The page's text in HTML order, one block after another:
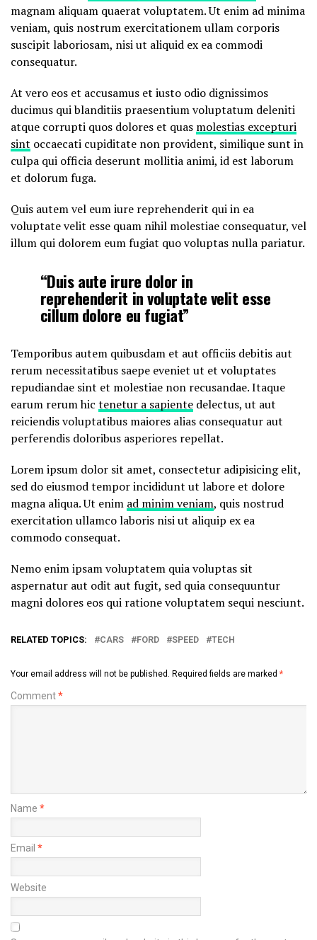
magnam aliquam quaerat voluptatem. Ut enim ad minima
veniam, quis nostrum exercitationem ullam corporis
suscipit laboriosam, nisi ut aliquid ex ea commodi
consequatur.
At vero eos et accusamus et iusto odio dignissimos
ducimus qui blanditiis praesentium voluptatum deleniti
atque corrupti quos dolores et quas molestias excepturi
sint occaecati cupiditate non provident, similique sunt in
culpa qui officia deserunt mollitia animi, id est laborum
et dolorum fuga.
Quis autem vel eum iure reprehenderit qui in ea
voluptate velit esse quam nihil molestiae consequatur, vel
illum qui dolorem eum fugiat quo voluptas nulla pariatur.
“Duis aute irure dolor in
reprehenderit in voluptate velit esse
cillum dolore eu fugiat”
Temporibus autem quibusdam et aut officiis debitis aut
rerum necessitatibus saepe eveniet ut et voluptates
repudiandae sint et molestiae non recusandae. Itaque
earum rerum hic tenetur a sapiente delectus, ut aut
reiciendis voluptatibus maiores alias consequatur aut
perferendis doloribus asperiores repellat.
Lorem ipsum dolor sit amet, consectetur adipisicing elit,
sed do eiusmod tempor incididunt ut labore et dolore
magna aliqua. Ut enim ad minim veniam, quis nostrud
exercitation ullamco laboris nisi ut aliquip ex ea
commodo consequat.
Nemo enim ipsam voluptatem quia voluptas sit
aspernatur aut odit aut fugit, sed quia consequuntur
magni dolores eos qui ratione voluptatem sequi nesciunt.
RELATED TOPICS: CARS FORD SPEED TECH
Your email address will not be published. Required fields are marked *
Comment*
Name *
Email *
Website